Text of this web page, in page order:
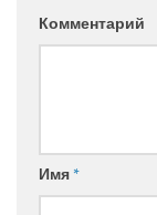
Комментарий
Имя*